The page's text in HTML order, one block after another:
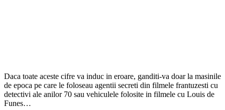
Daca toate aceste cifre va induc in eroare, ganditi-va doar la masinile
de epoca pe care le foloseau agentii secreti din filmele frantuzesti cu
detectivi ale anilor 70 sau vehiculele folosite in filmele cu Louis de
Funes…